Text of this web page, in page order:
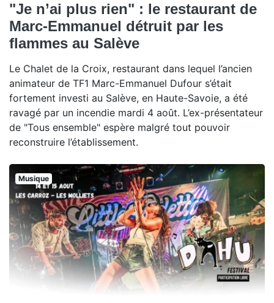
"Je n’ai plus rien" : le restaurant de
Marc-Emmanuel détruit par les
flammes au Salève
Le Chalet de la Croix, restaurant dans lequel l’ancien
animateur de TF1 Marc-Emmanuel Dufour s’était
fortement investi au Salève, en Haute-Savoie, a été
ravagé par un incendie mardi 4 août. L’ex-présentateur
de "Tous ensemble" espère malgré tout pouvoir
reconstruire l’établissement.
Musique